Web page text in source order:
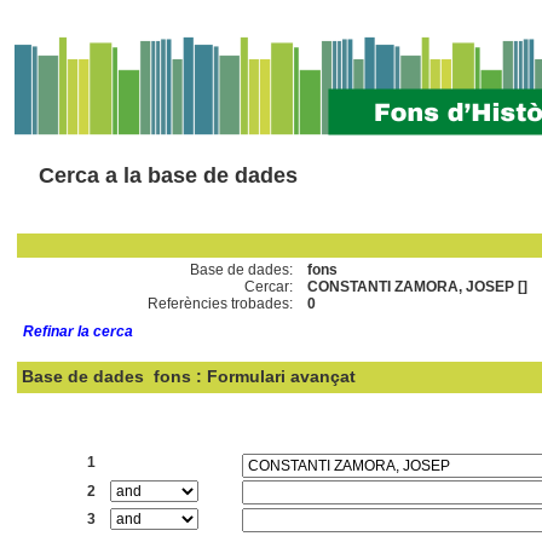
Cerca a la base de dades
Base de dades:
fons
Cercar:
CONSTANTI ZAMORA, JOSEP []
Referències trobades:
0
Refinar la cerca
Base de dades fons : Formulari avançat
1
2
3